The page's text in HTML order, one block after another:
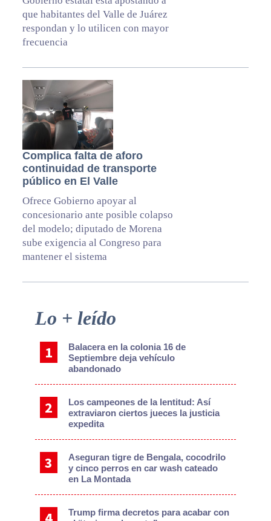
que habitantes del Valle de Juárez
respondan y lo utilicen con mayor
frecuencia
Complica falta de aforo
continuidad de transporte
público en El Valle
Ofrece Gobierno apoyar al
concesionario ante posible colapso
del modelo; diputado de Morena
sube exigencia al Congreso para
mantener el sistema
Primary
Lo + leído
Balacera en la colonia 16 de
Septiembre deja vehículo
abandonado
Los campeones de la lentitud: Así
extraviaron ciertos jueces la justicia
expedita
Aseguran tigre de Bengala, cocodrilo
y cinco perros en car wash cateado
en La Montada
Trump firma decretos para acabar con